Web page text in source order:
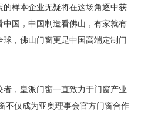
样本企业无疑将在这场角逐中获
国，中国制造看佛山，有家就有
，佛山门窗更是中国高端定制门
，皇派门窗一直致力于门窗产业
不仅成为亚奥理事会官方门窗合作